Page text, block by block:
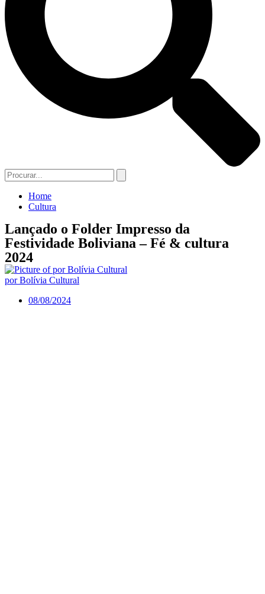
Home
Cultura
Lançado o Folder Impresso da
Festividade Boliviana – Fé & cultura
2024
por Bolívia Cultural
08/08/2024